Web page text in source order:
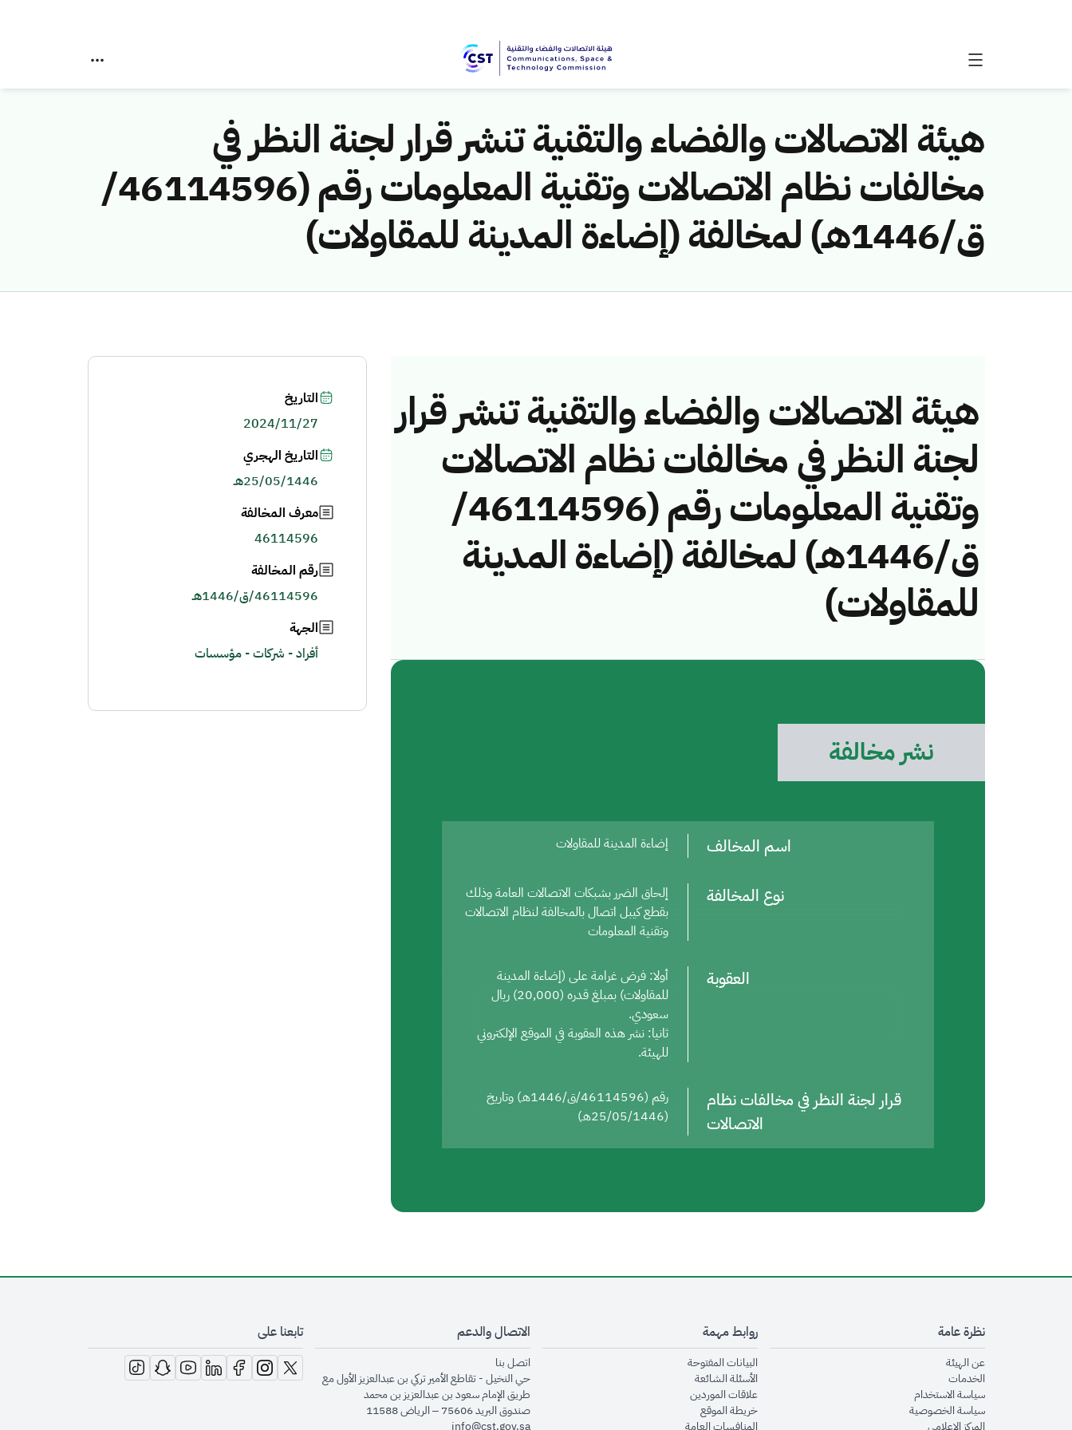
هيئة الاتصالات والفضاء والتقنية تنشر قرار لجنة النظر في
مخالفات نظام الاتصالات وتقنية المعلومات رقم (46114596/
ق/1446هـ) لمخالفة (إضاءة المدينة للمقاولات)
هيئة الاتصالات والفضاء والتقنية تنشر قرار
لجنة النظر في مخالفات نظام الاتصالات
وتقنية المعلومات رقم (46114596/
ق/1446هـ) لمخالفة (إضاءة المدينة
للمقاولات)
نشر مخالفة
اسم المخالف إضاءة المدينة للمقاولات
نوع المخالفة
إلحاق الضرر بشبكات الاتصالات العامة وذلك
بقطع كيبل اتصال بالمخالفة لنظام الاتصالات
وتقنية المعلومات
العقوبة
أولا: فرض غرامة على (إضاءة المدينة
للمقاولات) بمبلغ قدره (20,000) ريال
سعودي.
ثانيا: نشر هذه العقوبة في الموقع الإلكتروني
للهيئة.
قرار لجنة النظر في مخالفات نظام
الاتصالات
رقم (46114596/ق/1446هـ) وتاريخ
(25/05/1446هـ)
التاريخ
2024/11/27
التاريخ الهجري
25/05/1446هـ
معرف المخالفة
46114596
رقم المخالفة
46114596/ق/1446هـ
الجهة
أفراد - شركات - مؤسسات
نظرة عامة
عن الهيئةopens in new window
الخدماتopens in new window
سياسة الاستخدام
سياسة الخصوصيةopens in new window
المركز الإعلاميopens in new window
روابط مهمة
البيانات المفتوحةopens in new window
الأسئلة الشائعةopens in new window
علاقات الموردينopens in new window
خريطة الموقعopens in new window
المنافسات العامةopens in new window
الاتصال والدعم
اتصل بنا
حي النخيل - تقاطع الأمير تركي بن عبدالعزيز الأول مع
طريق الإمام سعود بن عبدالعزيز بن محمد
صندوق البريد 75606 – الرياض 11588
info@cst.gov.sa
تابعنا على
opens in new window
opens in new window
opens in new window
opens in new window
opens in new window
opens in new window
opens in new window